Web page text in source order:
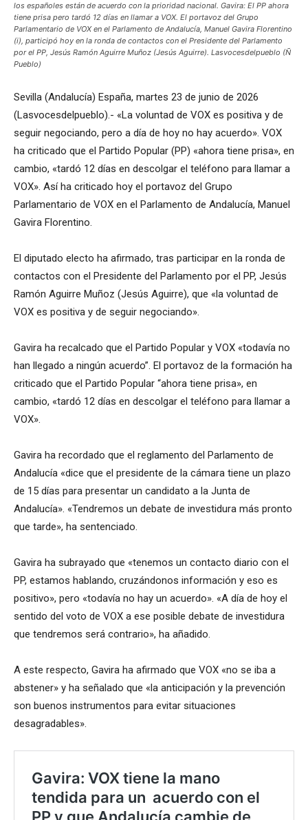
los españoles están de acuerdo con la prioridad nacional. Gavira: El PP ahora
tiene prisa pero tardó 12 días en llamar a VOX. El portavoz del Grupo
Parlamentario de VOX en el Parlamento de Andalucía, Manuel Gavira Florentino
(i), participó hoy en la ronda de contactos con el Presidente del Parlamento
por el PP, Jesús Ramón Aguirre Muñoz (Jesús Aguirre). Lasvocesdelpueblo (Ñ
Pueblo)
Sevilla (Andalucía) España, martes 23 de junio de 2026
(Lasvocesdelpueblo).- «La voluntad de VOX es positiva y de
seguir negociando, pero a día de hoy no hay acuerdo». VOX
ha criticado que el Partido Popular (PP) «ahora tiene prisa», en
cambio, «tardó 12 días en descolgar el teléfono para llamar a
VOX». Así ha criticado hoy el portavoz del Grupo
Parlamentario de VOX en el Parlamento de Andalucía, Manuel
Gavira Florentino.
El diputado electo ha afirmado, tras participar en la ronda de
contactos con el Presidente del Parlamento por el PP, Jesús
Ramón Aguirre Muñoz (Jesús Aguirre), que «la voluntad de
VOX es positiva y de seguir negociando».
Gavira ha recalcado que el Partido Popular y VOX «todavía no
han llegado a ningún acuerdo”. El portavoz de la formación ha
criticado que el Partido Popular “ahora tiene prisa», en
cambio, «tardó 12 días en descolgar el teléfono para llamar a
VOX».
Gavira ha recordado que el reglamento del Parlamento de
Andalucía «dice que el presidente de la cámara tiene un plazo
de 15 días para presentar un candidato a la Junta de
Andalucía». «Tendremos un debate de investidura más pronto
que tarde», ha sentenciado.
Gavira ha subrayado que «tenemos un contacto diario con el
PP, estamos hablando, cruzándonos información y eso es
positivo», pero «todavía no hay un acuerdo». «A día de hoy el
sentido del voto de VOX a ese posible debate de investidura
que tendremos será contrario», ha añadido.
A este respecto, Gavira ha afirmado que VOX «no se iba a
abstener» y ha señalado que «la anticipación y la prevención
son buenos instrumentos para evitar situaciones
desagradables».